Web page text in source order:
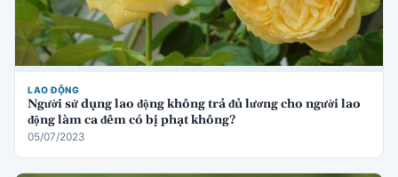
LAO ĐỘNG
Người sử dụng lao động không trả đủ lương cho người lao
động làm ca đêm có bị phạt không?
05/07/2023